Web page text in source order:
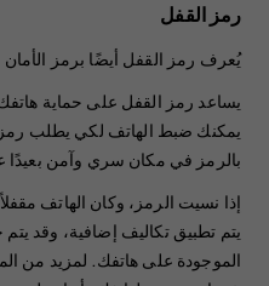
رمز القفل
يُعرف رمز القفل أيضًا برمز الأمان
يساعد رمز القفل على حماية
يمكنك ضبط الهاتف لكي يطلب
بالرمز في مكان سري وآمن بعيدًا
إذا نسيت الرمز، وكان الهاتف
يتم تطبيق تكاليف إضافية، وقد
الموجودة على هاتفك. لمزيد من